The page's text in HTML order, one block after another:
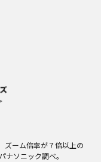
ズーム倍率が７倍以上の
ソニック調べ。